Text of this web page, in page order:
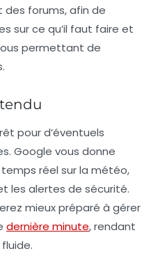
forums, afin de
sur ce qu’il faut faire et
permettant de
pour d’éventuels
Google vous donne
réel sur la météo,
les alertes de sécurité.
mieux préparé à gérer
dernière minute, rendant